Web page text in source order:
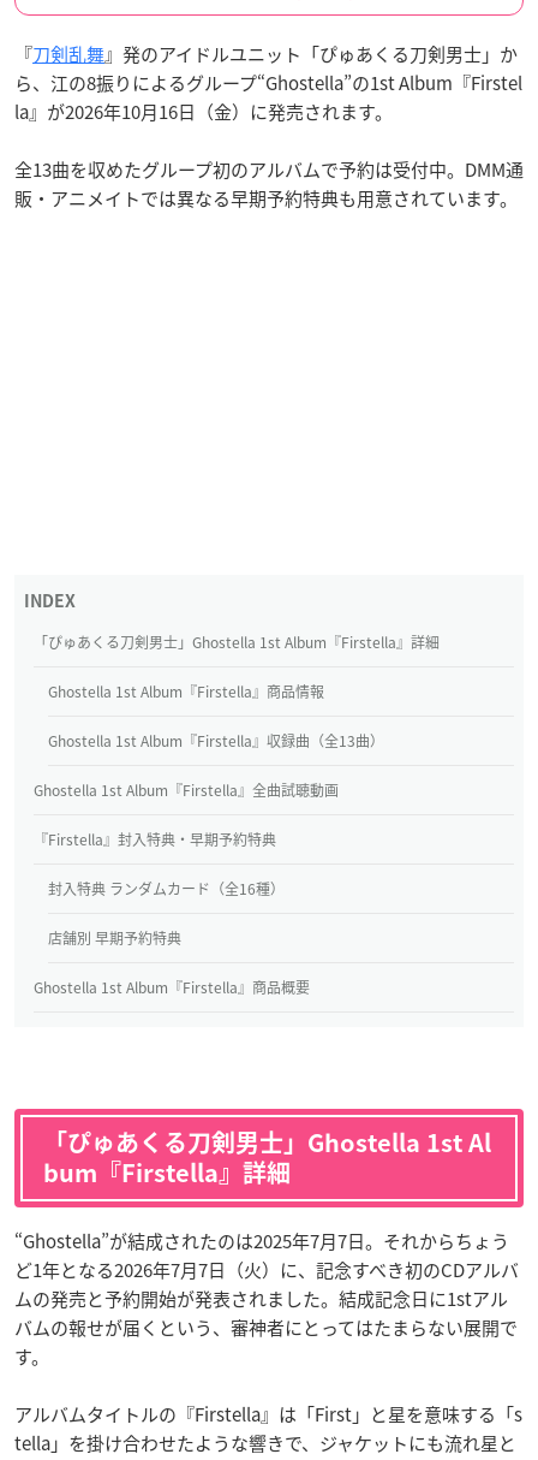
『刀剣乱舞』発のアイドルユニット「ぴゅあくる刀剣男士」か
ら、江の8振りによるグループ“Ghostella”の1st Album『Firstel
la』が2026年10月16日（金）に発売されます。
全13曲を収めたグループ初のアルバムで予約は受付中。DMM通
販・アニメイトでは異なる早期予約特典も用意されています。
「ぴゅあくる刀剣男士」Ghostella 1st Album『Firstella』詳細
Ghostella 1st Album『Firstella』商品情報
Ghostella 1st Album『Firstella』収録曲（全13曲）
Ghostella 1st Album『Firstella』全曲試聴動画
『Firstella』封入特典・早期予約特典
封入特典 ランダムカード（全16種）
店舗別 早期予約特典
Ghostella 1st Album『Firstella』商品概要
「ぴゅあくる刀剣男士」Ghostella 1st Al
bum『Firstella』詳細
“Ghostella”が結成されたのは2025年7月7日。それからちょう
ど1年となる2026年7月7日（火）に、記念すべき初のCDアルバ
ムの発売と予約開始が発表されました。結成記念日に1stアル
バムの報せが届くという、審神者にとってはたまらない展開で
す。
アルバムタイトルの『Firstella』は「First」と星を意味する「s
tella」を掛け合わせたような響きで、ジャケットにも流れ星と